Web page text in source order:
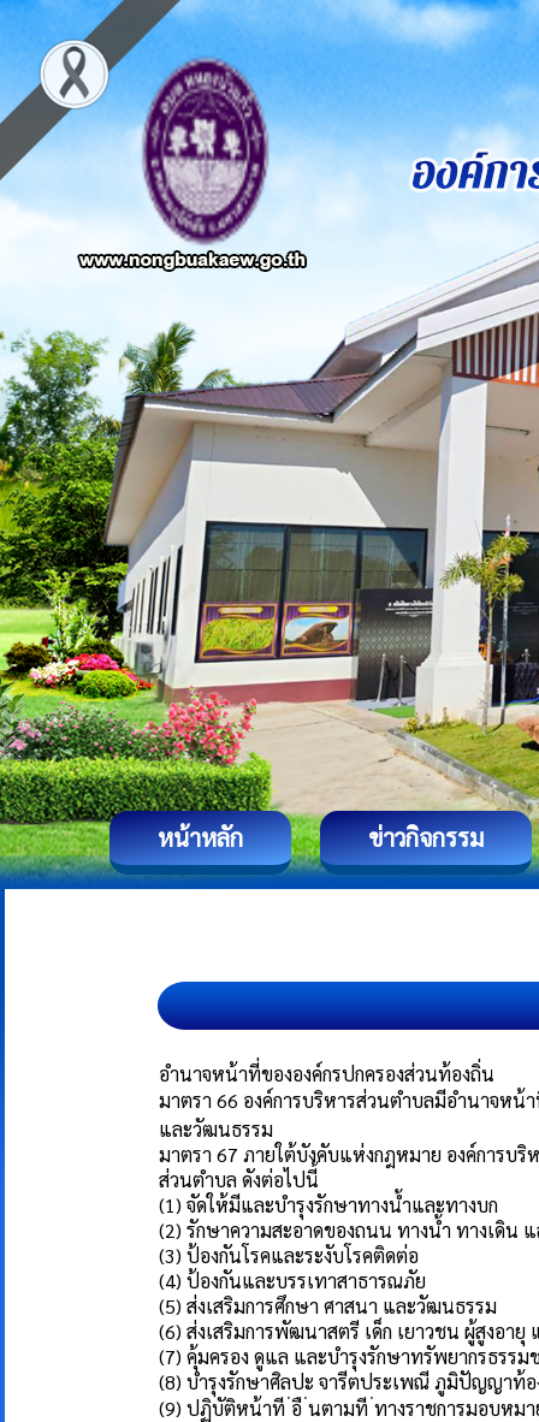
หน้าหลัก ข่าวกิจกรรม
อำนาจหน้าที่ขององค์กรปกครองส่วนท้องถิ่น
มาตรา 66 องค์การบริหารส่วนตำบลมีอำนาจห
และวัฒนธรรม
มาตรา 67 ภายใต้บังคับแห่งกฎหมาย องค์การบ
ส่วนตำบล ดังต่อไปนี้
(1) จัดให้มีและบำรุงรักษาทางน้ำและทางบก
(2) รักษาความสะอาดของถนน ทางน้ำ ทางเดิน
(3) ป้องกันโรคและระงับโรคติดต่อ
(4) ป้องกันและบรรเทาสาธารณภัย
(5) ส่งเสริมการศึกษา ศาสนา และวัฒนธรรม
(6) ส่งเสริมการพัฒนาสตรี เด็ก เยาวชน ผู้สูงอายุ
(7) คุ้มครอง ดูแล และบำรุงรักษาทรัพยากรธรร
(8) บำรุงรักษาศิลปะ จารีตประเพณี ภูมิปัญญาท้
(9) ปฏิบัติหน้าที ่อื ่นตามที ่ทางราชการมอบหมา